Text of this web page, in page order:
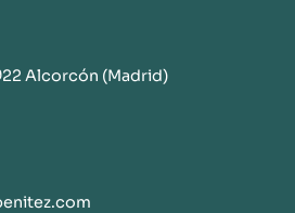
Alcorcón (Madrid)